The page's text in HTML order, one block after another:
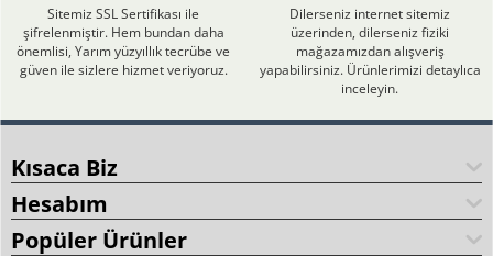
Sitemiz SSL Sertifikası ile
şifrelenmiştir. Hem bundan daha
önemlisi, Yarım yüzyıllık tecrübe ve
güven ile sizlere hizmet veriyoruz.
Dilerseniz internet sitemiz
üzerinden, dilerseniz fiziki
mağazamızdan alışveriş
yapabilirsiniz. Ürünlerimizi detaylıca
inceleyin.
Kısaca Biz
Hesabım
Popüler Ürünler